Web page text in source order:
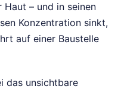
– und in seinen
Konzentration sinkt,
auf einer Baustelle
das unsichtbare